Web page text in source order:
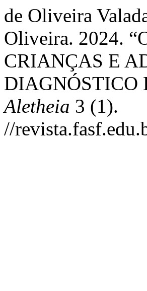
de Oliveira
Oliveira. 2024.
CRIANÇAS E
Aletheia 3 (1).
//